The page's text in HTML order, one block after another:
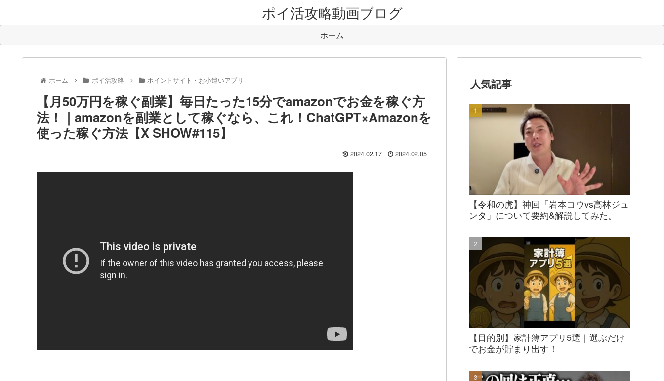
ポイ活攻略動画ブログ
ホーム
ホーム ポイ活攻略 ポイントサイト・お小遣いアプリ
【月50万円を稼ぐ副業】毎日たった15分でamazonでお金を稼ぐ方
法！｜amazonを副業として稼ぐなら、これ！ChatGPT×Amazonを
使った稼ぐ方法【X SHOW#115】
2024.02.17 2024.02.05
人気記事
【令和の虎】神回「岩本コウvs高林ジュ
ンタ」について要約&解説してみた。
【目的別】家計簿アプリ5選｜選ぶだけ
でお金が貯まり出す！